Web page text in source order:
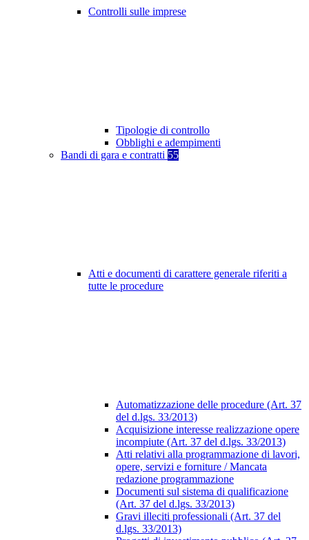
Controlli sulle imprese
Tipologie di controllo
Obblighi e adempimenti
Bandi di gara e contratti 55
Atti e documenti di carattere generale riferiti a
tutte le procedure
Automatizzazione delle procedure (Art. 37
del d.lgs. 33/2013)
Acquisizione interesse realizzazione opere
incompiute (Art. 37 del d.lgs. 33/2013)
Atti relativi alla programmazione di lavori,
opere, servizi e forniture / Mancata
redazione programmazione
Documenti sul sistema di qualificazione
(Art. 37 del d.lgs. 33/2013)
Gravi illeciti professionali (Art. 37 del
d.lgs. 33/2013)